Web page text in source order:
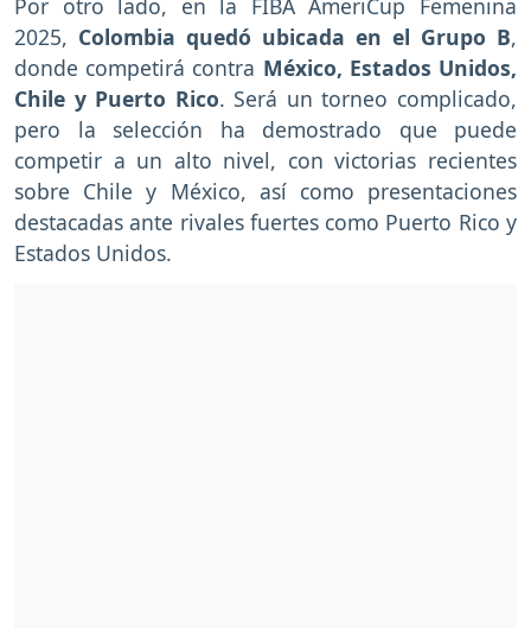
Por otro lado, en la FIBA AmeriCup Femenina
2025, Colombia quedó ubicada en el Grupo B,
donde competirá contra México, Estados Unidos,
Chile y Puerto Rico. Será un torneo complicado,
pero la selección ha demostrado que puede
competir a un alto nivel, con victorias recientes
sobre Chile y México, así como presentaciones
destacadas ante rivales fuertes como Puerto Rico y
Estados Unidos.